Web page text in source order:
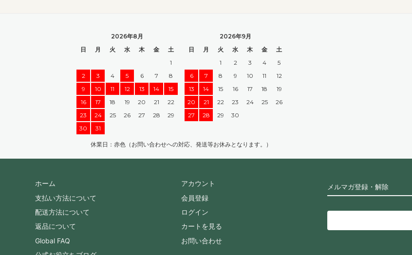
2026年8月
日
月 火 水 木 金
土
1
2
3 4 5 6 7
8
9
10 11 12 13 14
15
16
17 18 19 20 21
22
23
24 25 26 27 28
29
30
31
2026年9月
日
月 火 水 木 金
土
1
2 3 4
5
6
7 8 9 10 11
12
13
14 15 16 17 18
19
20
21 22 23 24 25
26
27
28 29 30
休業日：赤色（お問い合わせへの対応、発送等お休みとなります。）
メルマガ登録・解除
ホーム
支払い方法について
配送方法について
返品について
Global FAQ
アカウント
会員登録
ログイン
カートを見る
お問い合わせ